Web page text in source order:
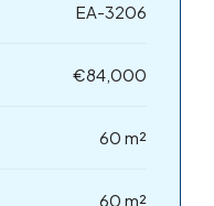
EA-3206
€84,000
60 m²
60 m²